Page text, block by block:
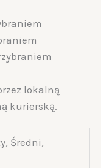
lokalną
kurierską.
Średni,